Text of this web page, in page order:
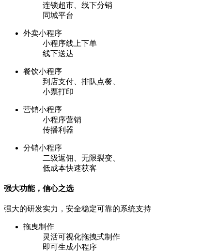
连锁超市、线下分销
同城平台
外卖小程序
小程序线上下单
线下送达
餐饮小程序
到店支付、排队点餐、
小票打印
营销小程序
小程序营销
传播利器
分销小程序
二级返佣、无限裂变、
低成本快速获客
强大功能，信心之选
强大的研发实力，安全稳定可靠的系统支持
拖曳制作
灵活可视化拖拽式制作
即可生成小程序